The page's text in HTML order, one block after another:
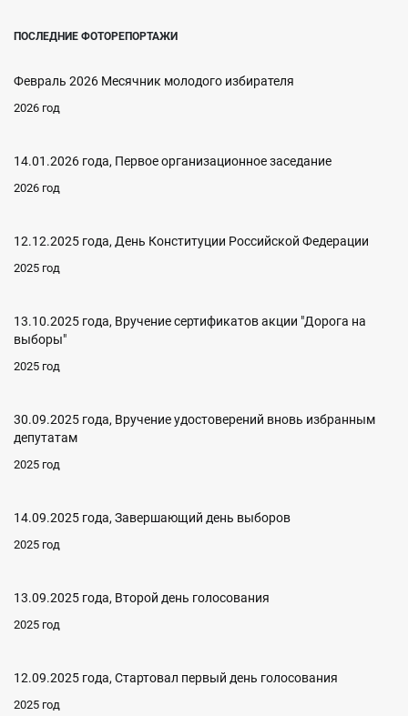
ПОСЛЕДНИЕ ФОТОРЕПОРТАЖИ
Февраль 2026 Месячник молодого избирателя
2026 год
14.01.2026 года, Первое организационное заседание
2026 год
12.12.2025 года, День Конституции Российской Федерации
2025 год
13.10.2025 года, Вручение сертификатов акции "Дорога на
выборы"
2025 год
30.09.2025 года, Вручение удостоверений вновь избранным
депутатам
2025 год
14.09.2025 года, Завершающий день выборов
2025 год
13.09.2025 года, Второй день голосования
2025 год
12.09.2025 года, Стартовал первый день голосования
2025 год